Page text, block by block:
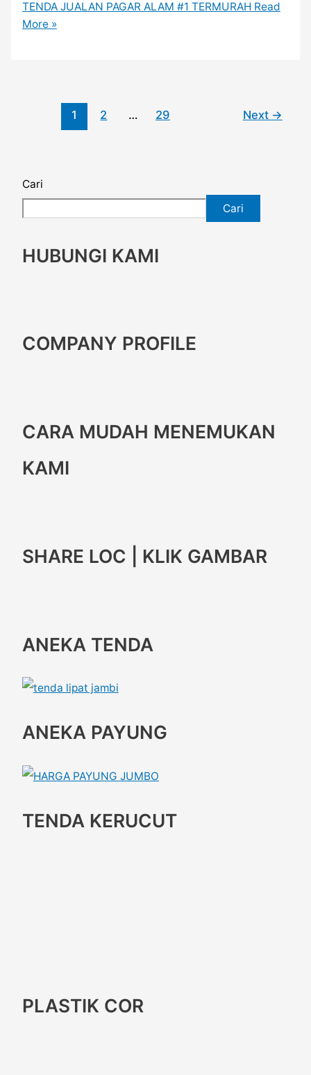
TENDA JUALAN PAGAR ALAM #1 TERMURAH Read
More »
1 2 … 29 Next →
Cari
Cari
HUBUNGI KAMI
COMPANY PROFILE
CARA MUDAH MENEMUKAN
KAMI
SHARE LOC | KLIK GAMBAR
ANEKA TENDA
ANEKA PAYUNG
TENDA KERUCUT
PLASTIK COR